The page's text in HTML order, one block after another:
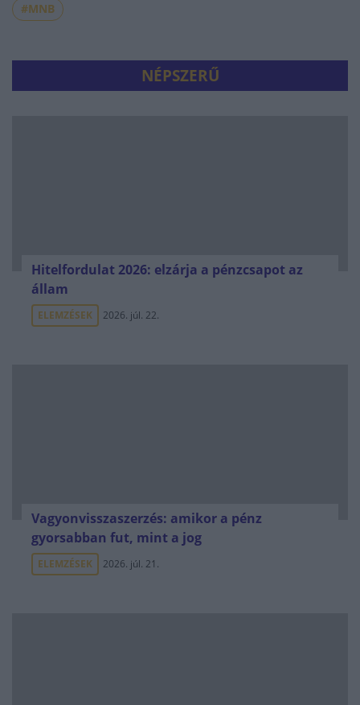
#MNB
NÉPSZERŰ
Hitelfordulat 2026: elzárja a pénzcsapot az
állam
ELEMZÉSEK 2026. júl. 22.
Vagyonvisszaszerzés: amikor a pénz
gyorsabban fut, mint a jog
ELEMZÉSEK 2026. júl. 21.